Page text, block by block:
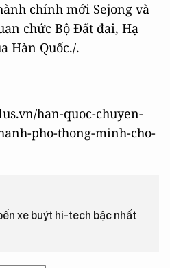
chính mới Sejong và
chức Bộ Đất đai, Hạ
Hàn Quốc./.
han-quoc-chuyen-
pho-thong-minh-cho-
xe buýt hi-tech bậc nhất